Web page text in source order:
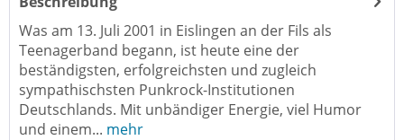
Was am 13. Juli 2001 in Eislingen an der Fils als
Teenagerband begann, ist heute eine der
beständigsten, erfolgreichsten und zugleich
sympathischsten Punkrock-Institutionen
Deutschlands. Mit unbändiger Energie, viel Humor
und einem... mehr